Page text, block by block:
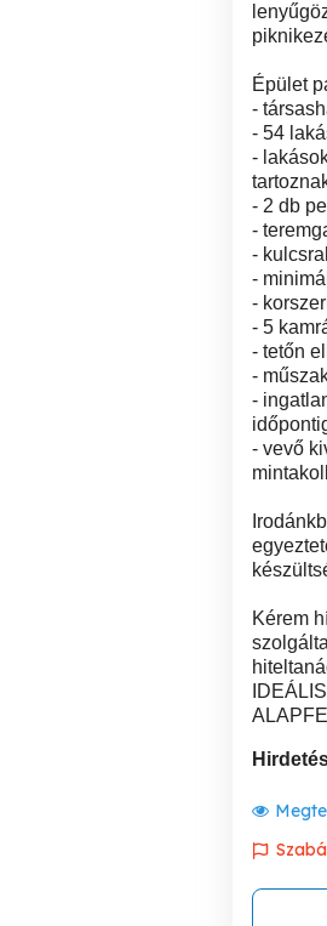
Épület
-
- 54
-
- 2 db
-
-
-
-
- 5
- tetőn
-
-
- vevő
Kérem